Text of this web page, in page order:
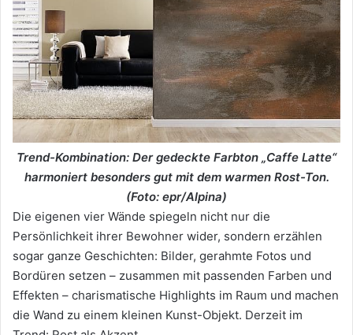
Trend-Kombination: Der gedeckte Farbton „Caffe Latte“
harmoniert besonders gut mit dem warmen Rost-Ton.
(Foto: epr/Alpina)
Die eigenen vier Wände spiegeln nicht nur die
Persönlichkeit ihrer Bewohner wider, sondern erzählen
sogar ganze Geschichten: Bilder, gerahmte Fotos und
Bordüren setzen – zusammen mit passenden Farben und
Effekten – charismatische Highlights im Raum und machen
die Wand zu einem kleinen Kunst-Objekt. Derzeit im